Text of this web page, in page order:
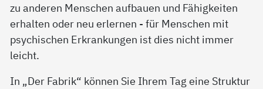
zu anderen Menschen aufbauen und Fähigkeiten
erhalten oder neu erlernen - für Menschen mit
psychischen Erkrankungen ist dies nicht immer
leicht.
In „Der Fabrik“ können Sie Ihrem Tag eine Struktur